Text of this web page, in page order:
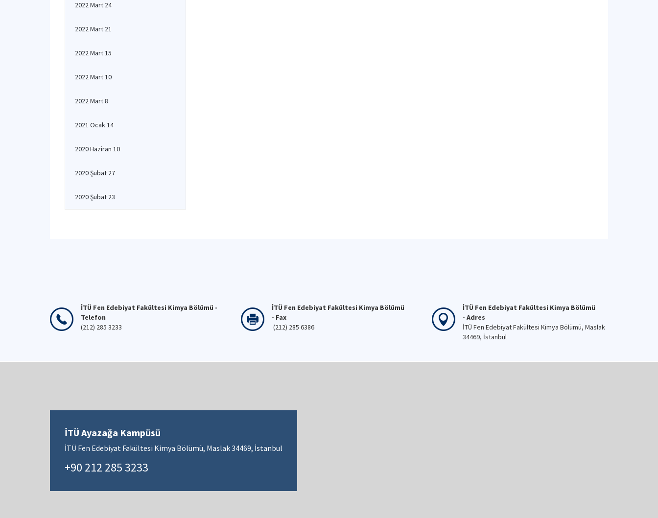
2022 Mart 24
2022 Mart 21
2022 Mart 15
2022 Mart 10
2022 Mart 8
2021 Ocak 14
2020 Haziran 10
2020 Şubat 27
2020 Şubat 23
İTÜ Fen Edebiyat Fakültesi Kimya Bölümü -
Telefon
(212) 285 3233
İTÜ Fen Edebiyat Fakültesi Kimya Bölümü
- Fax
(212) 285 6386
İTÜ Fen Edebiyat Fakültesi Kimya Bölümü
- Adres
İTÜ Fen Edebiyat Fakültesi Kimya Bölümü, Maslak
34469, İstanbul
İTÜ Ayazağa Kampüsü
İTÜ Fen Edebiyat Fakültesi Kimya Bölümü, Maslak 34469, İstanbul
+90 212 285 3233